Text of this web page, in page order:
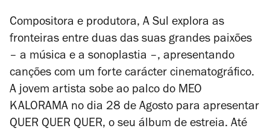
Compositora e produtora, A Sul explora as
fronteiras entre duas das suas grandes paixões
– a música e a sonoplastia –, apresentando
canções com um forte carácter cinematográfico.
A jovem artista sobe ao palco do MEO
KALORAMA no dia 28 de Agosto para apresentar
QUER QUER QUER, o seu álbum de estreia. Até